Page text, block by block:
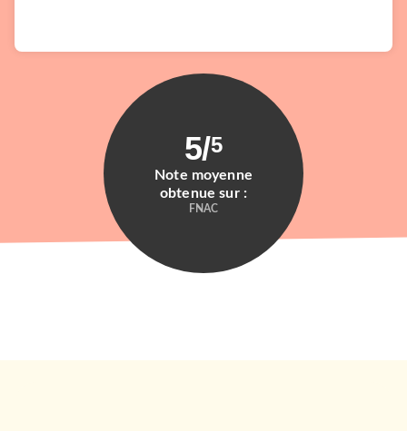
5/5
Note moyenne
obtenue sur :
FNAC